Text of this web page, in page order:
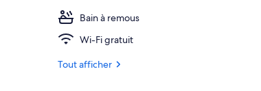
Bain à remous
Wi-Fi gratuit
Tout afficher